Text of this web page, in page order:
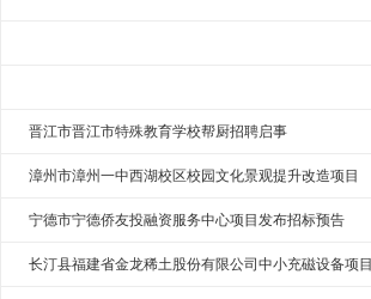
晋江市晋江市特殊教育学校帮厨招聘启事
漳州市漳州一中西湖校区校园文化景观提升改造项目
宁德市宁德侨友投融资服务中心项目发布招标预告
长汀县福建省金龙稀土股份有限公司中小充磁设备项目